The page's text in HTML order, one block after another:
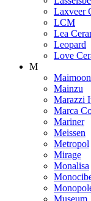
Laxveer
LCM
Lea
Leopard
Love
M
Mainzu
Marazzi
Marca
Mariner
Meissen
Metropol
Mirage
Monalisa
Museum